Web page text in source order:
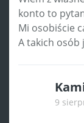
konto to
Mi osobiście
A takich osób
9